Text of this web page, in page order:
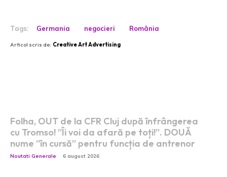
Tags: Germania negocieri România
Articol scris de: Creative Art Advertising
Folha, OUT de la CFR Cluj după înfrângerea
cu Tromso! ”Îi voi da afară pe toți!”. DOUĂ
nume ”în cursă” pentru funcția de antrenor
Noutati Generale 6 august 2026